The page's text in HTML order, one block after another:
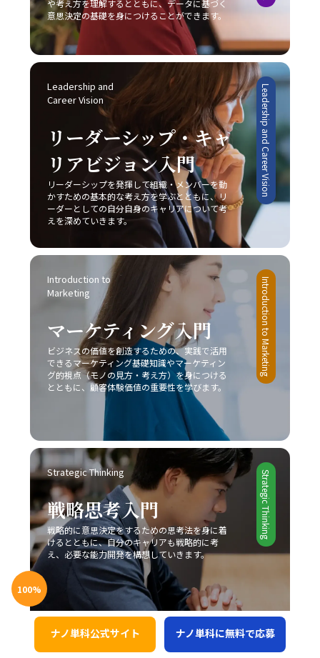
ナノ単科公式サイト ナノ単科に無料で応募
100%
共有が促進されることにより、ビジネスの現場における成
果が確実に向上するでしょう。
変動し続けており、今日の成功が明日の成功を保証するも
のではないため、レッドオーシャンの戦い方においては常
に革新と挑戦の姿勢を維持しなければなりません。 今後、
AIやIoT、さらにはブロックチェーン技術など最先端技術の
進展が加速することで、ビジネス環境は一層複雑化すると
みられます。しかし、このような変動期においては、逆に
新たなビジネスモデルや市場ニーズが生まれるチャンスも
多く存在します。将来的には、従来のレッドオーシャンの
戦い方に加え、テクノロジーを駆使したデジタル戦略との
融合が、企業の競争力を左右する重要な要素となることは
間違いありません。そのため、今のうちから情報収集や市
場分析に注力し、柔軟かつ先見性のある戦略を構築するこ
とが求められます。 まとめ 本記事では、2025年という変
革の時代において、20代の若手ビジネスマンが直面する厳
しい市場環境の中で、「レッドオーシャンの戦い方」の重
要性とその具体的な戦略について解説してきました。レッ
ドオーシャンとは、既存市場における激しい競争環境を指
し、価格競争や限られた市場シェア、利益率の低下といっ
たリスクが伴います。このような中で成功するためには、
他社との差別化、コストリーダーシップ、ニッチ戦略など
自社の強みを最大限に活かすアプローチが不可欠です。ま
た、デジタル技術や最新の市場動向を取り入れることで、
従来の戦略だけでなく新たなビジネスモデルの構築が求め
られています。 今後のビジネスシーンは、一層熾烈な競争
と急速な市場変化が予想されるため、レッドオーシャン 戦
い方においても、常に柔軟な発想と先を見据えた戦略が必
要です。成功事例に見ると、スターバックス、コカ・コー
ラ、トヨタ自動車などが、自社の独自性を武器にして激戦
区を勝ち抜いていることからも、自社の強みをしっかりと
把握し、独自の価値提案を行うことの重要性が理解できる
でしょう。さらに、競合他社との違いを明確にし、適切な
タイミングで戦略の見直しと改善を図ることで、どのよう
な厳しい市場環境でも勝利を掴むことが可能となります。
最終的に、レッドオーシャンの戦い方においては、単なる
生存戦略ではなく、今後も持続的な成長を実現するための
基盤として、企業やビジネスパーソン自身が常に学び、挑
戦し続ける姿勢が求められます。現代の急激な変革期にお
いて、若手ビジネスマンが自らのキャリアと企業の成長を
支えるためにも、戦略的思考と柔軟な対応力を身につけ、
レッドオーシャンの荒波を乗り越えるための確固たる手法
を確立することが今後の成功に直結すると言えるでしょ
有効な手段と言えるでしょう。 完璧主義に陥らず、自分に
過度な厳しさを課さない点や、失敗を恐れずに挑戦する姿
勢を持つことも、先延ばし癖改善の鍵となります。たとえ
ば、多少のミスや失敗は成長過程の一部と捉え、次回への
学びとすることで、行動へのブレーキを緩めることができ
ます。さらに、周囲の信頼できる同僚や上司に適切に協力
を求めることで、タスクの分担や業務効率の向上にもつな
がり、結果として「後回し癖の改善」が促進されます。 総
じて、先延ばし癖の改善は単なる業務の効率化に留まら
ず、自己成長やキャリアアップ、そして精神的健康に直結
する課題です。20代の若手ビジネスマンは、日々の忙しさ
に追われる中で、この先延ばしという悪循環を断ち切り、
主体的かつ計画的な行動を身につけることが、将来的な成
功に不可欠であると言えるでしょう。一度自らの行動パタ
ーンを見直し、ここで紹介した8つの方法を実践すること
で、徐々に「後回し癖の改善」の効果を実感できるはずで
す。 最終的には、先延ばし癖を克服し、時間とエネルギー
を有効活用するための意識改革が求められます。焦らず、
一歩一歩着実に、自己改善のプロセスを進めることが重要
です。皆さんが今後、業務上の課題を迅速かつ効果的に解
決し、自己成長を加速させる一助となることを心より願っ
ています。この取り組みが、豊かなキャリア形成と充実し
た人生への道を切り開くための大きな一歩となるでしょ
う。
や考え方を理解するとともに、データに基づく
意思決定の基礎を身につけることができます。
Leadership and
Career Vision
リーダーシップ・キャ
リアビジョン入門
リーダーシップを発揮して組織・メンバーを動
かすための基本的な考え方を学ぶとともに、リ
ーダーとしての自分自身のキャリアについて考
えを深めていきます。
Leadership and Career Vision
Introduction to
Marketing
マーケティング入門
ビジネスの価値を創造するための、実践で活用
できるマーケティング基礎知識やマーケティン
グ的視点（モノの見方・考え方）を身につける
とともに、顧客体験価値の重要性を学びます。
Introduction to Marketing
Strategic Thinking
戦略思考入門
戦略的に意思決定をするための思考法を身に着
けるとともに、自分のキャリアも戦略的に考
え、必要な能力開発を構想していきます。
Strategic Thinking